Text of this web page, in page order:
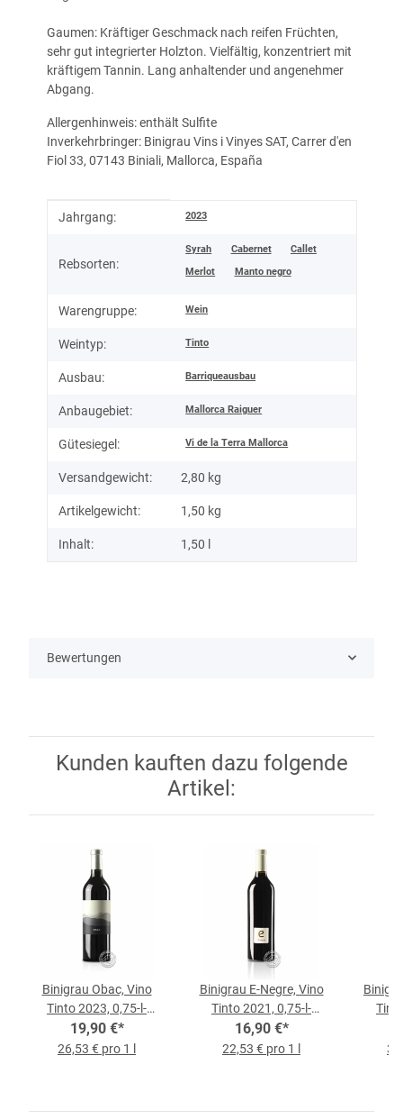
Gaumen: Kräftiger Geschmack nach reifen Früchten,
sehr gut integrierter Holzton. Vielfältig, konzentriert mit
kräftigem Tannin. Lang anhaltender und angenehmer
Abgang.
Allergenhinweis: enthält Sulfite
Inverkehrbringer: Binigrau Vins i Vinyes SAT, Carrer d'en
Fiol 33, 07143 Biniali, Mallorca, España
Produkteigenschaft
Wert
Jahrgang: 2023
Rebsorten:
Syrah Cabernet
Callet
Merlot
Manto negro
Warengruppe: Wein
Weintyp: Tinto
Ausbau: Barriqueausbau
Anbaugebiet: Mallorca Raiguer
Gütesiegel: Vi de la Terra Mallorca
Versandgewicht: 2,80 kg
Artikelgewicht: 1,50 kg
Inhalt: 1,50 l
Bewertungen
Kunden kauften dazu folgende
Artikel:
Binigrau Obac, Vino
Tinto 2023, 0,75-l-
Flasche
19,90 €*
26,53 € pro 1 l
Binigrau E-Negre, Vino
Tinto 2021, 0,75-l-
Flasche
16,90 €*
22,53 € pro 1 l